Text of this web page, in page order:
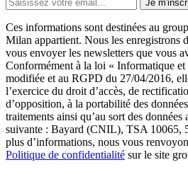
Je
Ces informations sont destinées au
Milan appartient. Nous les enregistrons
vous envoyer les newsletters que vous
Conformément à la loi « Informatique
modifiée et au RGPD du 27/04/2016,
l’exercice du droit d’accès, de
d’opposition, à la portabilité des
traitements ainsi qu’au sort des données
suivante : Bayard (CNIL), TSA 10065,
plus d’informations, nous vous
Politique de confidentialité sur le site